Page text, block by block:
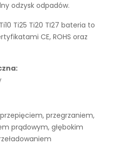
odzysk odpadów.
Ti25 Ti20 TI27 bateria to
CE, ROHS oraz
przegrzaniem,
prądowym, głębokim